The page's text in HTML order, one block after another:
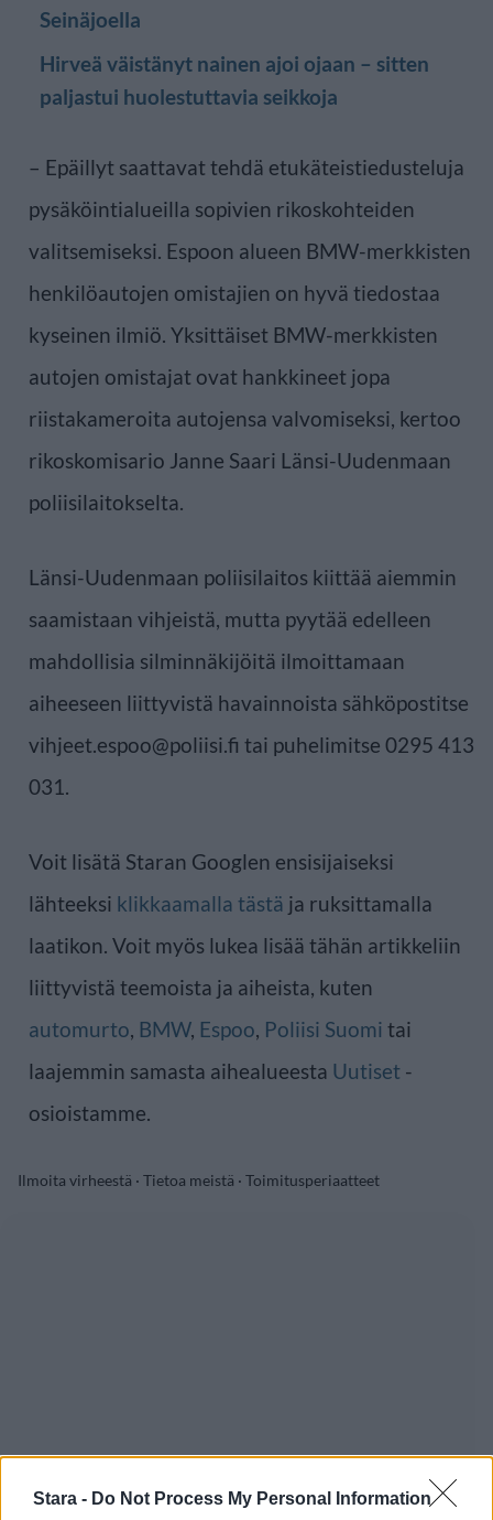
Stara - Do Not Process My Personal Information
Seinäjoella
Hirveä väistänyt nainen ajoi ojaan – sitten
paljastui huolestuttavia seikkoja
– Epäillyt saattavat tehdä etukäteistiedusteluja
pysäköintialueilla sopivien rikoskohteiden
valitsemiseksi. Espoon alueen BMW-merkkisten
henkilöautojen omistajien on hyvä tiedostaa
kyseinen ilmiö. Yksittäiset BMW-merkkisten
autojen omistajat ovat hankkineet jopa
riistakameroita autojensa valvomiseksi, kertoo
rikoskomisario Janne Saari Länsi-Uudenmaan
poliisilaitokselta.
Länsi-Uudenmaan poliisilaitos kiittää aiemmin
saamistaan vihjeistä, mutta pyytää edelleen
mahdollisia silminnäkijöitä ilmoittamaan
aiheeseen liittyvistä havainnoista sähköpostitse
vihjeet.espoo@poliisi.fi tai puhelimitse 0295 413
031.
Voit lisätä Staran Googlen ensisijaiseksi
lähteeksi klikkaamalla tästä ja ruksittamalla
laatikon. Voit myös lukea lisää tähän artikkeliin
liittyvistä teemoista ja aiheista, kuten
automurto, BMW, Espoo, Poliisi Suomi tai
laajemmin samasta aihealueesta Uutiset -
osioistamme.
Ilmoita virheestä · Tietoa meistä · Toimitusperiaatteet